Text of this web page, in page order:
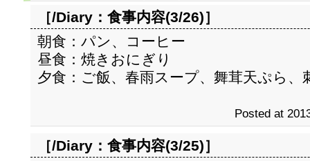
［/Diary： 食事内容(3/26)］
朝食：パン、コーヒー
昼食：焼きおにぎり
夕食：ご飯、春雨スープ、舞茸天ぷら、
Posted at
［/Diary： 食事内容(3/25)］